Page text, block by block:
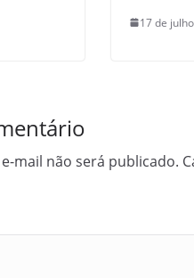
17 de
mail não será publicado.